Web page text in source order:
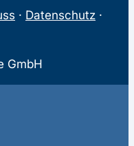
· Datenschutz ·
GmbH